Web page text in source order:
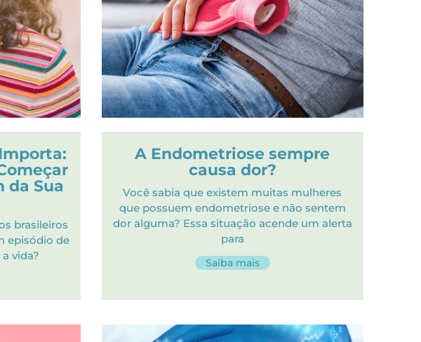
da Sua
brasileiros
episódio de
vida?
A Endometriose sempre
causa dor?
Você sabia que existem muitas mulheres
que possuem endometriose e não sentem
dor alguma? Essa situação acende um alerta
para
Saiba mais